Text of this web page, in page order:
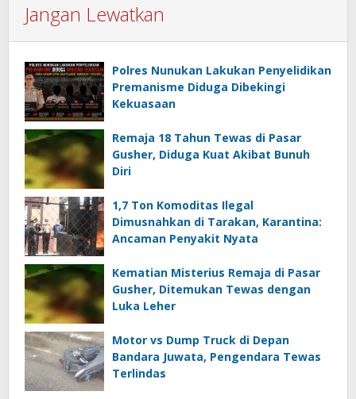
Jangan Lewatkan
Polres Nunukan Lakukan Penyelidikan
Premanisme Diduga Dibekingi
Kekuasaan
Remaja 18 Tahun Tewas di Pasar
Gusher, Diduga Kuat Akibat Bunuh
Diri
1,7 Ton Komoditas Ilegal
Dimusnahkan di Tarakan, Karantina:
Ancaman Penyakit Nyata
Kematian Misterius Remaja di Pasar
Gusher, Ditemukan Tewas dengan
Luka Leher
Motor vs Dump Truck di Depan
Bandara Juwata, Pengendara Tewas
Terlindas